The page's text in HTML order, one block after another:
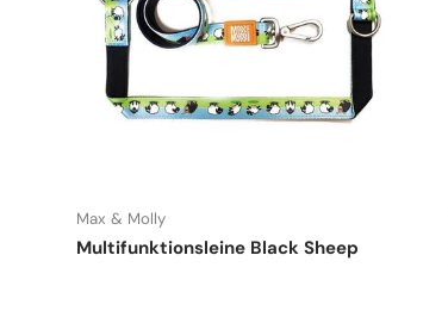
Max & Molly
Multifunktionsleine Black Sheep